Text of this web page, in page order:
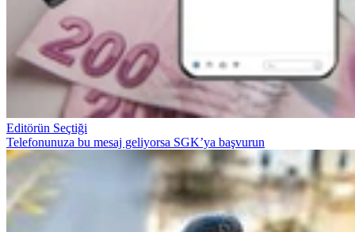
Editörün Seçtiği
Telefonunuza bu mesaj geliyorsa SGK’ya başvurun